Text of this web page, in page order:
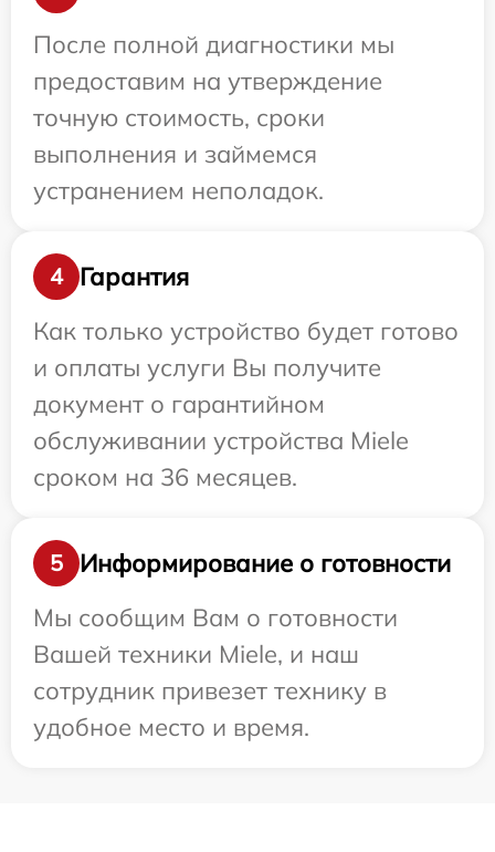
После полной диагностики мы
предоставим на утверждение
точную стоимость, сроки
выполнения и займемся
устранением неполадок.
4
Гарантия
Как только устройство будет готово
и оплаты услуги Вы получите
документ о гарантийном
обслуживании устройства Miele
сроком на 36 месяцев.
5
Информирование о готовности
Мы сообщим Вам о готовности
Вашей техники Miele, и наш
сотрудник привезет технику в
удобное место и время.